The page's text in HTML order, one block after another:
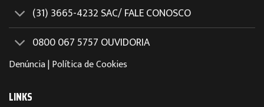
(31) 3665-4232 SAC/ FALE CONOSCO
0800 067 5757 OUVIDORIA
Denúncia|Política de Cookies
LINKS